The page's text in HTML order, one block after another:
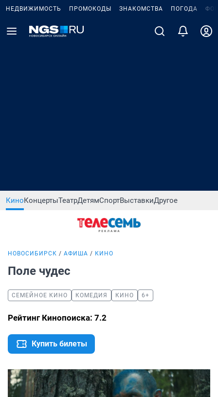
НЕДВИЖИМОСТЬ ПРОМОКОДЫ ЗНАКОМСТВА ПОГОДА
КиноКонцертыТеатрДетямСпортВыставкиДругое
НОВОСИБИРСК АФИША КИНО
Поле чудес
СЕМЕЙНОЕ КИНО КОМЕДИЯ КИНО 6+
Рейтинг Кинопоиска: 7.2
Купить билеты